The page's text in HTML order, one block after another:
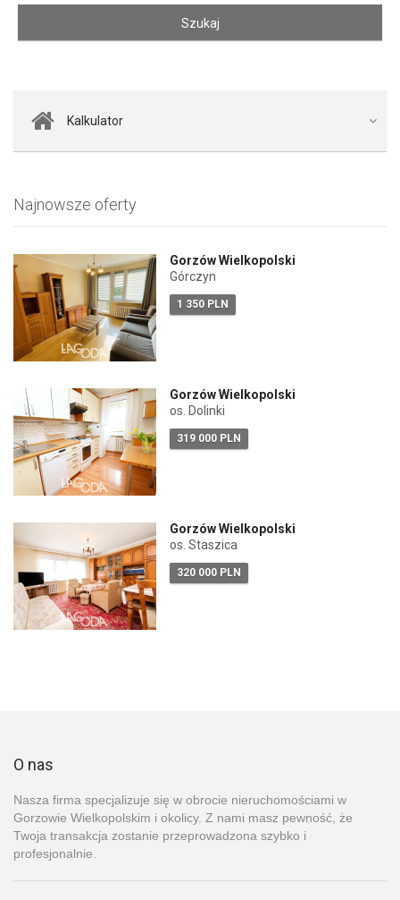
Kalkulator
Najnowsze oferty
Gorzów Wielkopolski
Górczyn
1 350 PLN
Gorzów Wielkopolski
os. Dolinki
319 000 PLN
Gorzów Wielkopolski
os. Staszica
320 000 PLN
O nas
Nasza firma specjalizuje się w obrocie nieruchomościami w
Gorzowie Wielkopolskim i okolicy. Z nami masz pewność, że
Twoja transakcja zostanie przeprowadzona szybko i
profesjonalnie.